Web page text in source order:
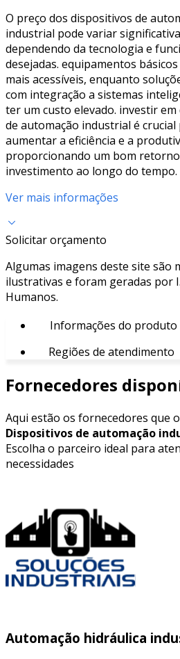
O preço dos dispositivos de
industrial pode variar
dependendo da tecnologia e
desejadas. equipamentos
mais acessíveis, enquanto
com integração a sistemas
ter um custo elevado. investir
de automação industrial é crucial
aumentar a eficiência e a
proporcionando um bom
investimento ao longo do tempo.
Ver mais informações
Solicitar orçamento
Algumas imagens deste site são
ilustrativas e foram geradas por
Humanos.
Informações do produto
Regiões de atendimento
Fornecedores
Aqui estão os fornecedores que
Dispositivos de automação
Escolha o parceiro ideal para
necessidades
Automação hidráulica